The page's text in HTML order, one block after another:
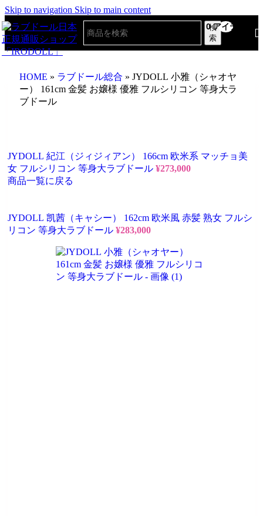
Skip to navigation Skip to main content
検
索
0アイテム
HOME » ラブドール総合 » JYDOLL 小雅（シャオヤ
ー） 161cm 金髪 お嬢様 優雅 フルシリコン 等身大ラ
ブドール
JYDOLL 紀江（ジィジィアン） 166cm 欧米系 マッチョ美
女 フルシリコン 等身大ラブドール ¥273,000
商品一覧に戻る
JYDOLL 凯茜（キャシー） 162cm 欧米風 赤髪 熟女 フルシ
リコン 等身大ラブドール ¥283,000